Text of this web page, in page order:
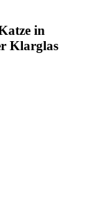
in
Klarglas